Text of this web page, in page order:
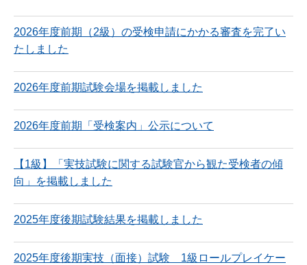
2026年度前期（2級）の受検申請にかかる審査を完了い
たしました
2026年度前期試験会場を掲載しました
2026年度前期「受検案内」公示について
【1級】「実技試験に関する試験官から観た受検者の傾
向」を掲載しました
2025年度後期試験結果を掲載しました
2025年度後期実技（面接）試験 1級ロールプレイケー